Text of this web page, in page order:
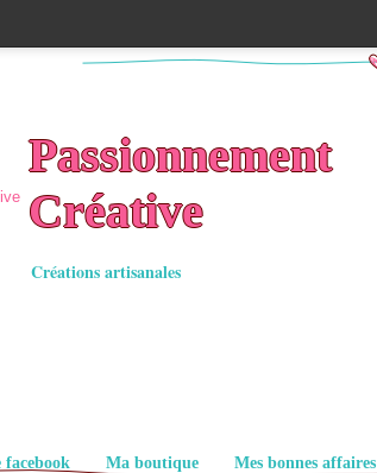
Passionnement
Créative
Créations artisanales
facebook Ma boutique Mes bonnes affaires